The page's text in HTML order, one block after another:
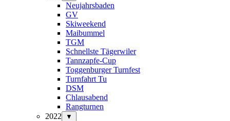
Neujahrsbaden
GV
Skiweekend
Maibummel
TGM
Schnellste Tägerwiler
Tannzapfe-Cup
Toggenburger Turnfest
Turnfahrt Tu
DSM
Chlausabend
Rangturnen
2022
▼